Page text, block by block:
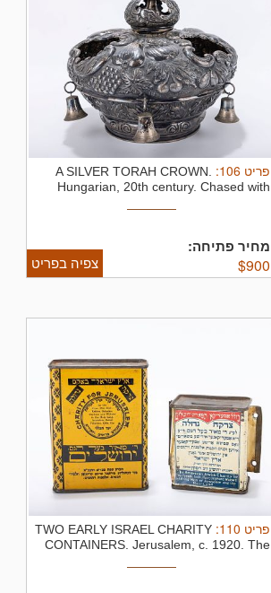
פריט 106
:
A SILVER TORAH CROWN.
Hungarian, 20th century. Chased with
מחיר פתיחה:
$900 צפיה בפריט
פריט 110
:
TWO EARLY ISRAEL CHARITY
CONTAINERS. Jerusalem, c. 1920. The